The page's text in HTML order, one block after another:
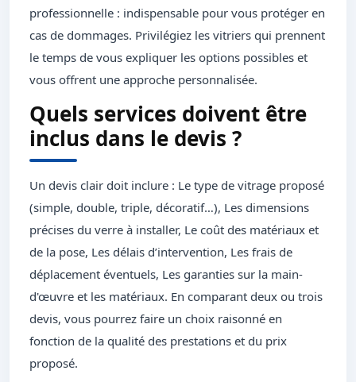
professionnelle : indispensable pour vous protéger en
cas de dommages. Privilégiez les vitriers qui prennent
le temps de vous expliquer les options possibles et
vous offrent une approche personnalisée.
Quels services doivent être
inclus dans le devis ?
Un devis clair doit inclure : Le type de vitrage proposé
(simple, double, triple, décoratif…), Les dimensions
précises du verre à installer, Le coût des matériaux et
de la pose, Les délais d’intervention, Les frais de
déplacement éventuels, Les garanties sur la main-
d'œuvre et les matériaux. En comparant deux ou trois
devis, vous pourrez faire un choix raisonné en
fonction de la qualité des prestations et du prix
proposé.